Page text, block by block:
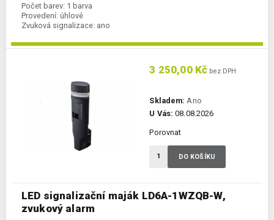
Počet barev: 1 barva
Provedení: úhlové
Zvuková signalizace: ano
LED signalizační maják LD6A-1WZQB-W,
zvukový alarm
3 250,00 Kč bez DPH
Skladem: Ano
U Vás: 08.08.2026
Porovnat
DO KOŠÍKU